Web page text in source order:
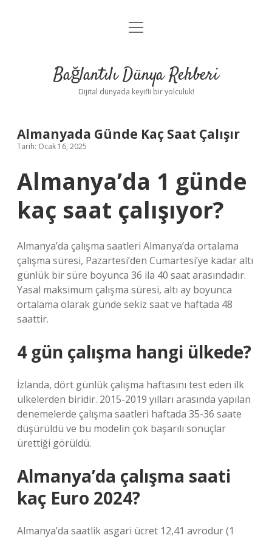
Anasayfa
Yasal Uyarı
menüyü
Bağlantılı Dünya Rehberi
Dijital dünyada keyifli bir yolculuk!
Almanyada Günde Kaç Saat Çalışır
Tarih: Ocak 16, 2025
Almanya’da 1 günde
kaç saat çalışıyor?
Almanya’da çalışma saatleri Almanya’da ortalama
çalışma süresi, Pazartesi’den Cumartesi’ye kadar altı
günlük bir süre boyunca 36 ila 40 saat arasındadır.
Yasal maksimum çalışma süresi, altı ay boyunca
ortalama olarak günde sekiz saat ve haftada 48
saattir.
4 gün çalışma hangi ülkede?
İzlanda, dört günlük çalışma haftasını test eden ilk
ülkelerden biridir. 2015-2019 yılları arasında yapılan
denemelerde çalışma saatleri haftada 35-36 saate
düşürüldü ve bu modelin çok başarılı sonuçlar
ürettiği görüldü.
Almanya’da çalışma saati
kaç Euro 2024?
Almanya’da saatlik asgari ücret 12,41 avrodur (1